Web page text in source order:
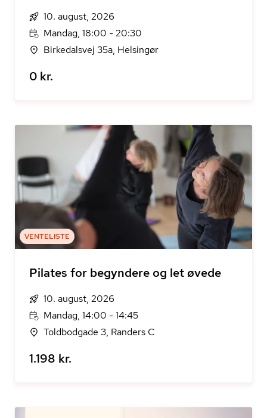
10. august, 2026
Mandag, 18:00 - 20:30
Birkedalsvej 35a, Helsingør
0 kr.
VENTELISTE
Pilates for begyndere og let øvede
10. august, 2026
Mandag, 14:00 - 14:45
Toldbodgade 3, Randers C
1.198 kr.